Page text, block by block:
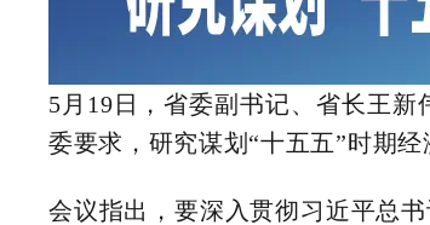
5月19日，省委副书记、省长王
委要求，研究谋划“十五五”时期经
会议指出，要深入贯彻习近平总